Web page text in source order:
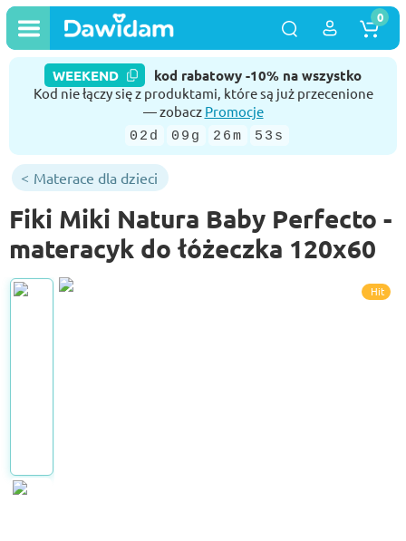
WEEKEND kod rabatowy -10% na wszystko
Kod nie łączy się z produktami, które są już przecenione
— zobacz Promocje
02d 09g 26m 53s
0
Materace dla dzieci
Fiki Miki Natura Baby Perfecto -
materacyk do łóżeczka 120x60
Hit